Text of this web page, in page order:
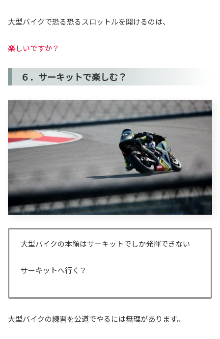
大型バイクで恐る恐るスロットルを開けるのは、
楽しいですか？
６．サーキットで楽しむ？
大型バイクの本領はサーキットでしか発揮できない
サーキットへ行く？
大型バイクの練習を公道でやるには無理があります。